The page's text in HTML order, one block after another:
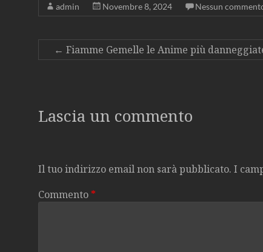
admin Novembre 8, 2024 Nessun
← Fiamme Gemelle le Anime più
Lascia un commento
Il tuo indirizzo email non sarà pubblicato. I
Commento *